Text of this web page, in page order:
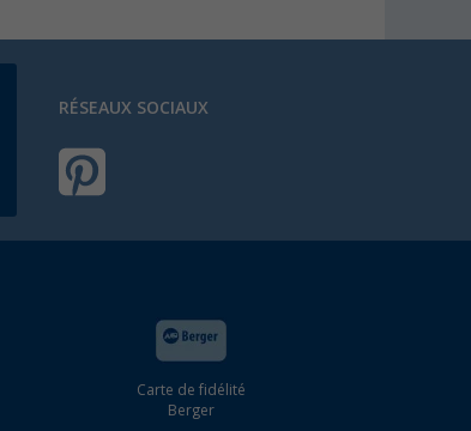
RÉSEAUX SOCIAUX
Carte de fidélité
Berger